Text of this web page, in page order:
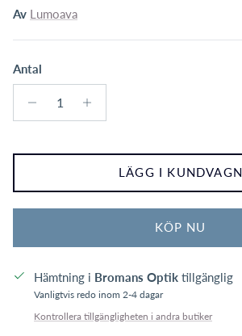
Av Lumoava
Antal
LÄGG I KUNDVAGN
KÖP NU
Hämtning i Bromans Optik tillgänglig
Vanligtvis redo inom 2-4 dagar
Kontrollera tillgängligheten i andra butiker